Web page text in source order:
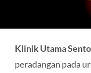
Klinik Utama
peradangan pada